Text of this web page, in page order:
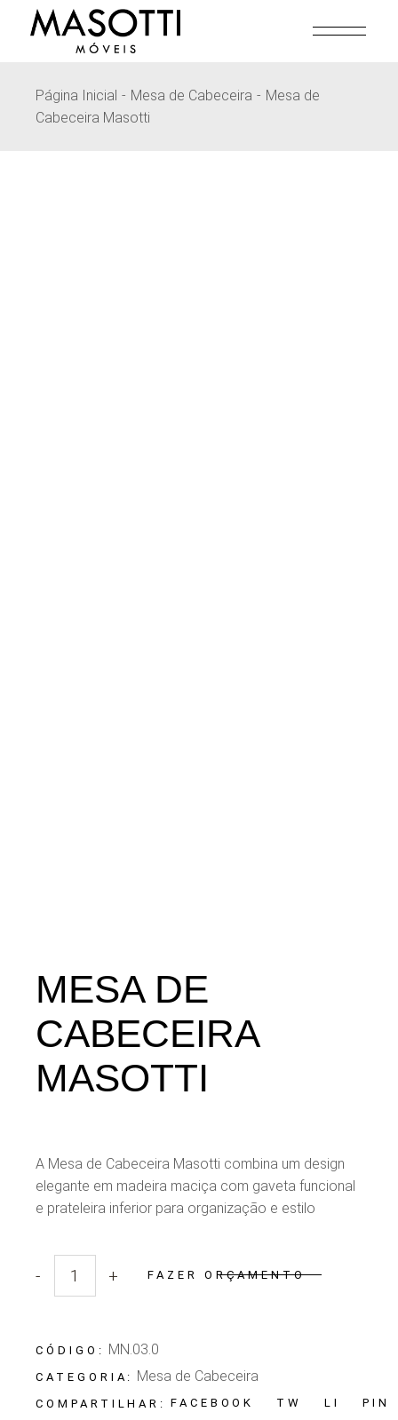
Página Inicial Mesa de Cabeceira
Mesa de
Cabeceira Masotti
MESA DE
CABECEIRA
MASOTTI
A Mesa de Cabeceira Masotti combina um design
elegante em madeira maciça com gaveta funcional
e prateleira inferior para organização e estilo
Quantidade Mesa de Cabeceira Masotti
- + FAZER ORÇAMENTO
CÓDIGO: MN.03.0
CATEGORIA: Mesa de Cabeceira
COMPARTILHAR: FACEBOOK TW LI PIN